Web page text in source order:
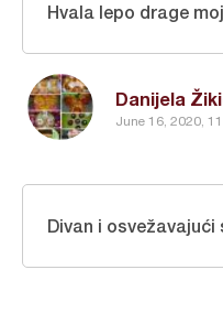
Danijela
June 16, 2020,
Hvala lepo drage
Divan i osvežavajući